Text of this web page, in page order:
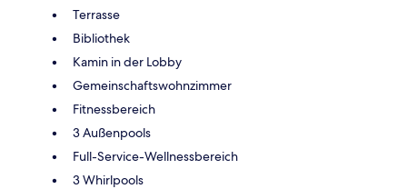
Terrasse
Bibliothek
Kamin in der Lobby
Gemeinschaftswohnzimmer
Fitnessbereich
3 Außenpools
Full-Service-Wellnessbereich
3 Whirlpools